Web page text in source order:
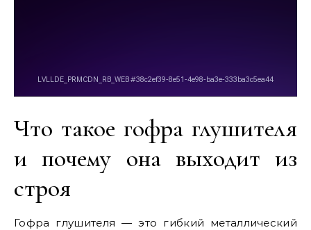
Что такое гофра глушителя
и почему она выходит из
строя
Гофра глушителя — это гибкий металлический